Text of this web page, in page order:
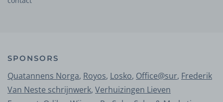
SPONSORS
Quatannens Norga, Royos, Losko, Office@sur, Frederik
Van Neste schrijnwerk, Verhuizingen Lieven